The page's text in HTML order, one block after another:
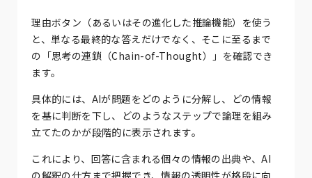
理由ボタン（あるいはその進化した推論機能）を使う
と、単なる最終的な答えだけでなく、そこに至るまで
の「思考の連鎖（Chain-of-Thought）」を確認でき
ます。
具体的には、AIが問題をどのように分解し、どの情報
を基に判断を下し、どのようなステップで論理を組み
立てたのかが段階的に表示されます。
これにより、回答に含まれる個々の情報の出典や、AI
の解釈の仕方まで把握でき、情報の透明性が格段に向